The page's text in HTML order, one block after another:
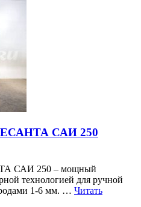
САИ 250
САИ 250 – мощный
технологией для ручной
1-6 мм. … Читать